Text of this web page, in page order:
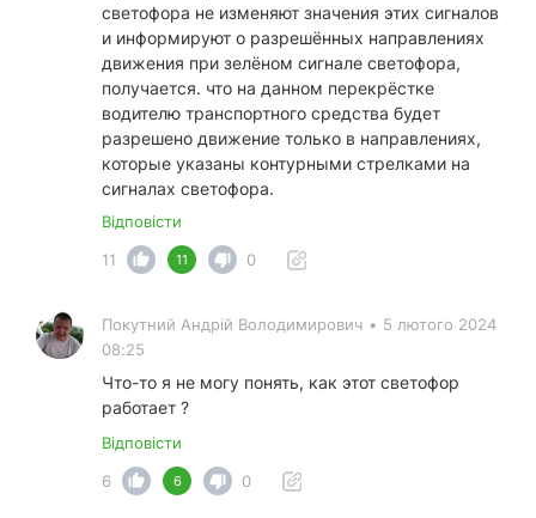
светофора не изменяют значения этих сигналов
и информируют о разрешённых направлениях
движения при зелёном сигнале светофора,
получается. что на данном перекрёстке
водителю транспортного средства будет
разрешено движение только в направлениях,
которые указаны контурными стрелками на
сигналах светофора.
Відповісти
11
11 0
Покутний Андрiй Володимирович • 5 лютого 2024
08:25
Что-то я не могу понять, как этот светофор
работает ?
Відповісти
6
6 0